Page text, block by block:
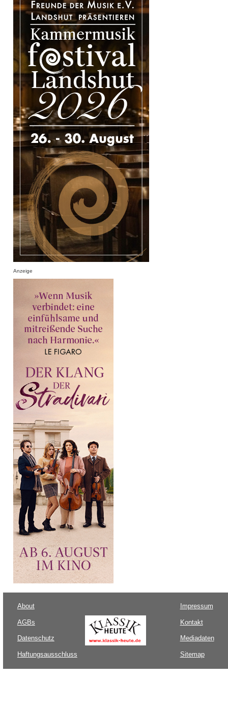
Anzeige
About
AGBs
Datenschutz
Haftungsausschluss
Impressum
Kontakt
Mediadaten
Sitemap